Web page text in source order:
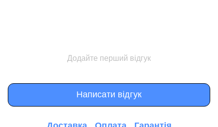
Додайте перший відгук
Написати відгук